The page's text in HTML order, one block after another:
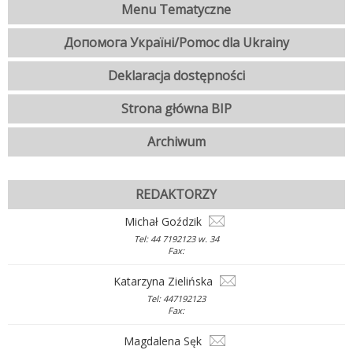
Menu Tematyczne
Допомога Україні/Pomoc dla Ukrainy
Deklaracja dostępności
Strona główna BIP
Archiwum
REDAKTORZY
Michał Goździk
Tel: 44 7192123 w. 34
Fax:
Katarzyna Zielińska
Tel: 447192123
Fax:
Magdalena Sęk